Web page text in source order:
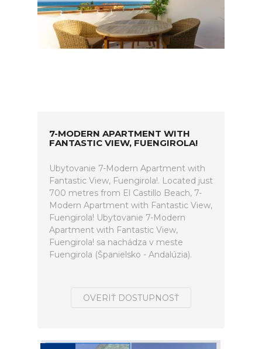
7-MODERN APARTMENT WITH
FANTASTIC VIEW, FUENGIROLA!
Ubytovanie 7-Modern Apartment with
Fantastic View, Fuengirola!. Located just
700 metres from El Castillo Beach, 7-
Modern Apartment with Fantastic View,
Fuengirola! Ubytovanie 7-Modern
Apartment with Fantastic View,
Fuengirola! sa nachádza v meste
Fuengirola (Španielsko - Andalúzia).
OVERIŤ DOSTUPNOSŤ